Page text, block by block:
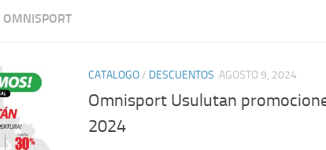
OMNISPORT
CATALOGO/ DESCUENTOS AGOSTO 9, 2024
Omnisport Usulutan
2024